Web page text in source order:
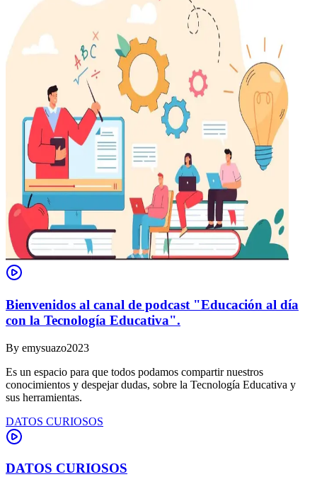
Bienvenidos al canal de podcast "Educación al día
con la Tecnología Educativa".
By emysuazo2023
Es un espacio para que todos podamos compartir nuestros
conocimientos y despejar dudas, sobre la Tecnología Educativa y
sus herramientas.
DATOS CURIOSOS
DATOS CURIOSOS